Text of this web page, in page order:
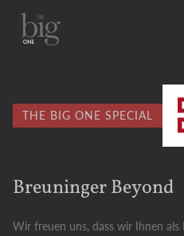
THE BIG ONE SPECIAL
Breuninger Beyond
Wir freuen uns, dass wir Ihnen